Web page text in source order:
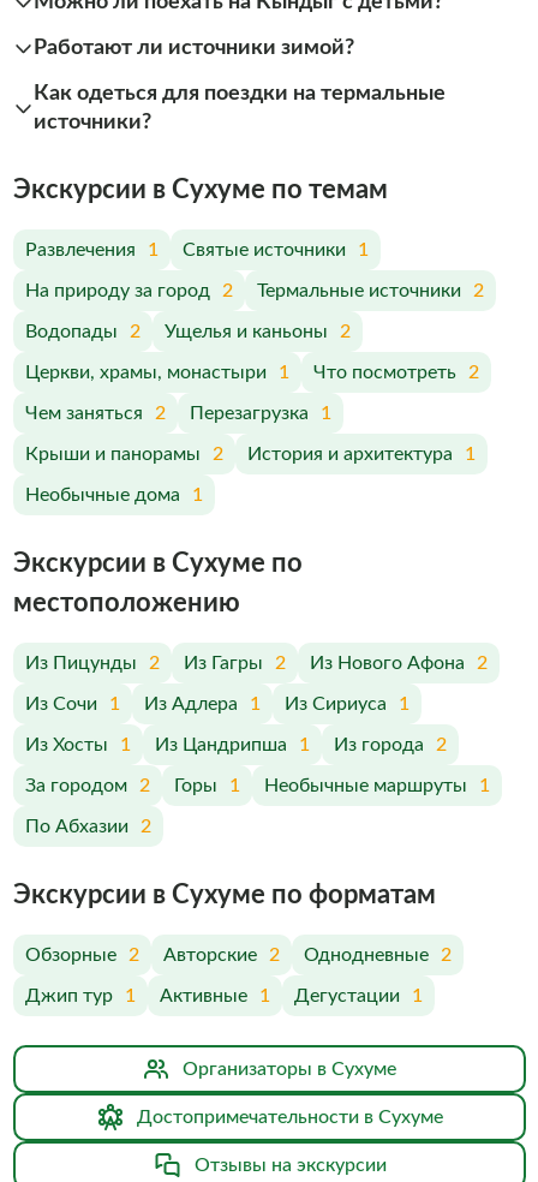
Работают ли источники зимой?
Как одеться для поездки на термальные
источники?
Экскурсии в Сухуме по темам
Развлечения 1 Святые источники 1
На природу за город 2 Термальные источники 2
Водопады 2 Ущелья и каньоны 2
Церкви, храмы, монастыри 1 Что посмотреть 2
Чем заняться 2 Перезагрузка 1
Крыши и панорамы 2 История и архитектура 1
Необычные дома 1
Экскурсии в Сухуме по
меcтоположению
Из Пицунды 2 Из Гагры 2 Из Нового Афона 2
Из Сочи 1 Из Адлера 1 Из Сириуса 1
Из Хосты 1 Из Цандрипша 1 Из города 2
За городом 2 Горы 1 Необычные маршруты 1
По Абхазии 2
Экскурсии в Сухуме по форматам
Обзорные 2 Авторские 2 Однодневные 2
Джип тур 1 Активные 1 Дегустации 1
Организаторы в Сухуме
Достопримечательности в Сухуме
Отзывы на экскурсии